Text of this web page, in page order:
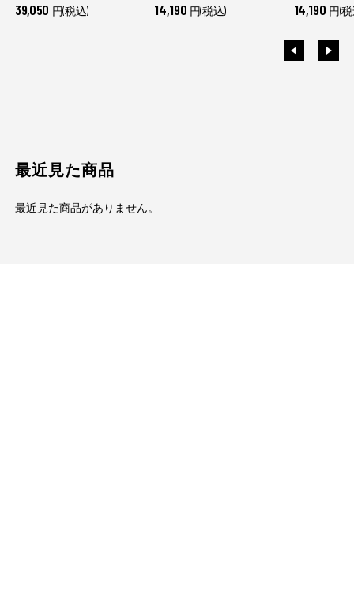
39,050 円(税込) 14,190 円(税込) 14,190 円(
最近見た商品
最近見た商品がありません。